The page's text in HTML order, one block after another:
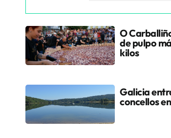
O
de pulpo
kilos
Galicia
concellos